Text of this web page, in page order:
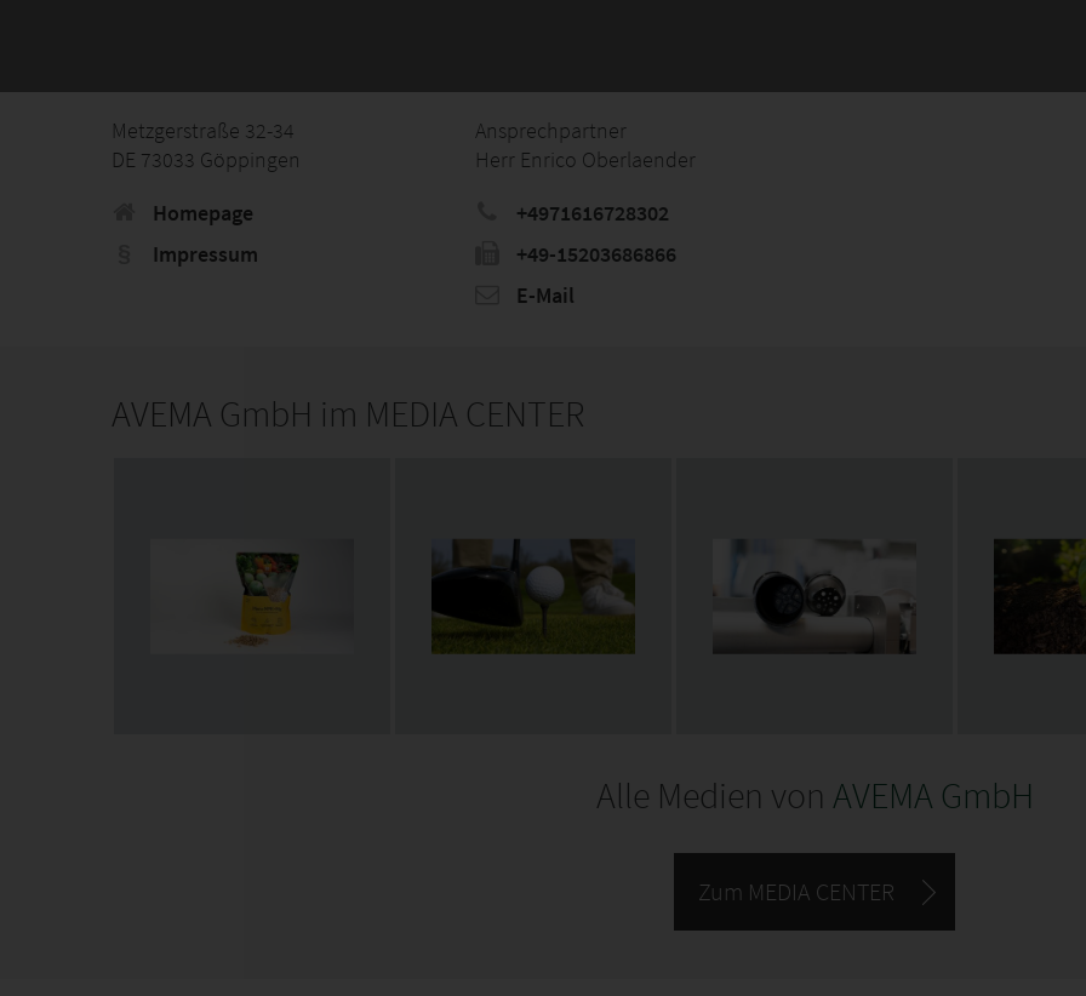
Metzgerstraße 32-34
DE 73033 Göppingen
Homepage
Impressum
Ansprechpartner
Herr Enrico Oberlaender
+4971616728302
+49-15203686866
E-Mail
AVEMA GmbH im MEDIA CENTER
Alle Medien von AVEMA GmbH
Zum MEDIA CENTER